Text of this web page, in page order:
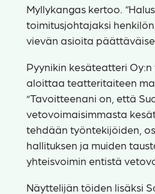
Myllykangas kertoo.
toimitusjohtajaksi
vievän asioita
Pyynikin kesäteatteri
aloittaa teatteritaiteen
”Tavoitteenani on, että
vetovoimaisimmasta
tehdään työntekijöiden,
hallituksen ja muiden
yhteisvoimin entistä
Näyttelijän töiden lisäksi